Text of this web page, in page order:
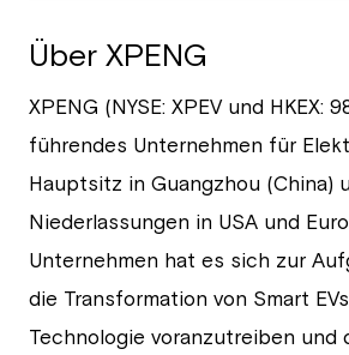
Über XPENG
XPENG (NYSE: XPEV und HKEX:
führendes Unternehmen für
Hauptsitz in Guangzhou (China)
Niederlassungen in USA und
Unternehmen hat es sich zur
die Transformation von Smart
Technologie voranzutreiben und